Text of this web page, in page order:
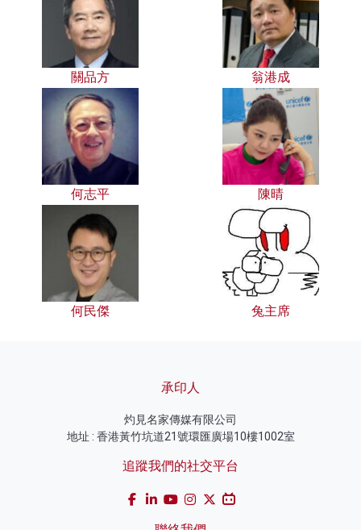
關品方 翁港成
何志平 陳晴
何民傑 兔主席
承印人
灼見名家傳媒有限公司
地址 : 香港黃竹坑道21號環匯廣場10樓1002室
追蹤我們的社交平台